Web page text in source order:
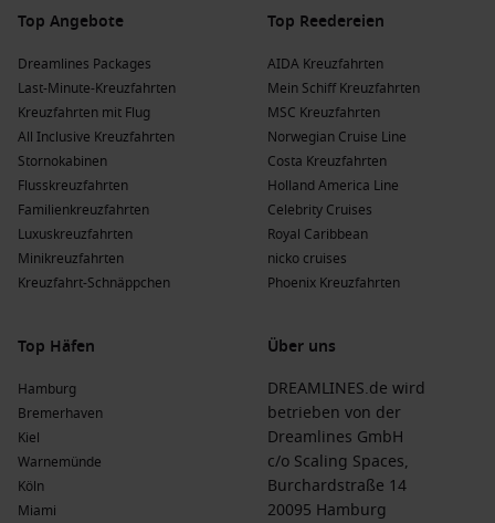
Top Angebote
Dreamlines Packages
Last-Minute-Kreuzfahrten
Kreuzfahrten mit Flug
All Inclusive Kreuzfahrten
Stornokabinen
Flusskreuzfahrten
Familienkreuzfahrten
Luxuskreuzfahrten
Minikreuzfahrten
Kreuzfahrt-Schnäppchen
Top Reedereien
AIDA Kreuzfahrten
Mein Schiff Kreuzfahrten
MSC Kreuzfahrten
Norwegian Cruise Line
Costa Kreuzfahrten
Holland America Line
Celebrity Cruises
Royal Caribbean
nicko cruises
Phoenix Kreuzfahrten
Top Häfen
Hamburg
Bremerhaven
Kiel
Warnemünde
Köln
Miami
Über uns
DREAMLINES.de wird
betrieben von der
Dreamlines GmbH
c/o Scaling Spaces,
Burchardstraße 14
20095 Hamburg